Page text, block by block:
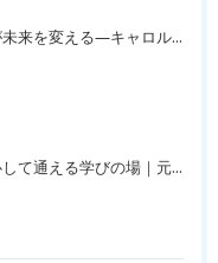
「まだできない」が未来を変える―キャロル・ドゥエックの成長マインドセットとは？｜元中学高校教員で私立学校の放課後校内塾を経営する西宮・今津の習いごと教室＆自習塾WillBe
不登校の生徒も安心して通える学びの場｜元中学高校教員で私立学校の放課後校内塾を経営する西宮・今津の習いごと教室＆自習塾WillBe